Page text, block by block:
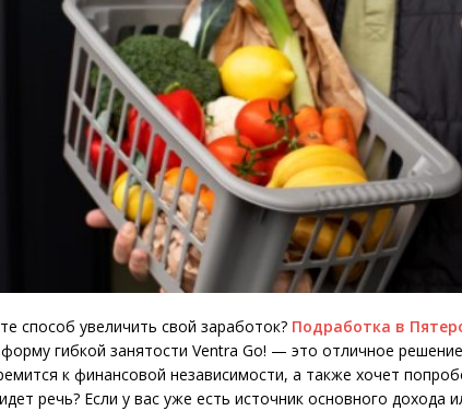
способ увеличить свой заработок? Подработка в
гибкой занятости Ventra Go! — это отличное
к финансовой независимости, а также хочет
речь? Если у вас уже есть источник основного дохода